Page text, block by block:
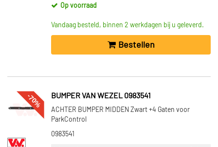
Op voorraad
Vandaag besteld, binnen 2 werkdagen bij u geleverd.
Bestellen
-70% BUMPER VAN WEZEL 0983541
ACHTER BUMPER MIDDEN Zwart +4 Gaten voor
ParkControl
0983541